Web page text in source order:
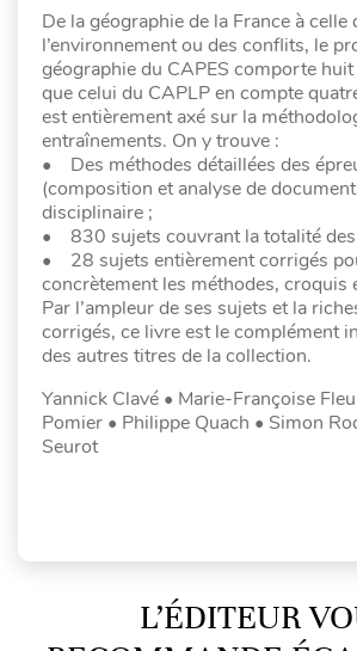
De la géographie de la France à celle
l’environnement ou des conflits, le
géographie du CAPES comporte
que celui du CAPLP en compte
est entièrement axé sur la
entraînements. On y trouve :
• Des méthodes détaillées des
(composition et analyse de
disciplinaire ;
• 830 sujets couvrant la totalité des
• 28 sujets entièrement corrigés
concrètement les méthodes, croquis
Par l’ampleur de ses sujets et la
corrigés, ce livre est le complément
des autres titres de la collection.
Yannick Clavé • Marie-Françoise
Pomier • Philippe Quach • Simon
Seurot
L’ÉDITEUR